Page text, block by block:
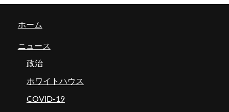
ホーム
ニュース
政治
ホワイトハウス
COVID-19